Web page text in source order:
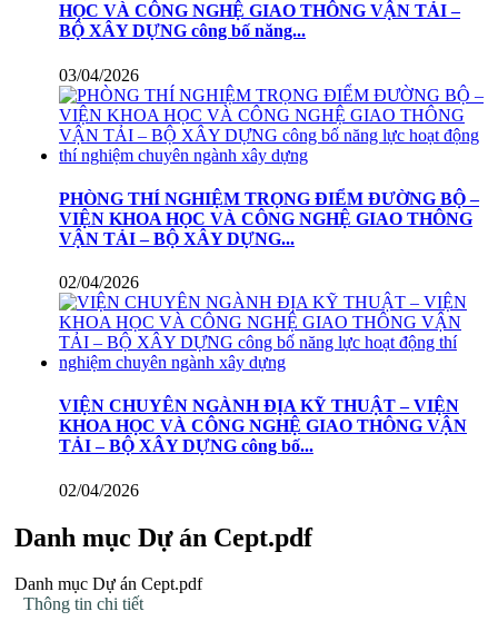
HỌC VÀ CÔNG NGHỆ GIAO THÔNG VẬN TẢI –
BỘ XÂY DỰNG công bố năng...
03/04/2026
PHÒNG THÍ NGHIỆM TRỌNG ĐIỂM ĐƯỜNG BỘ –
VIỆN KHOA HỌC VÀ CÔNG NGHỆ GIAO THÔNG
VẬN TẢI – BỘ XÂY DỰNG...
02/04/2026
VIỆN CHUYÊN NGÀNH ĐỊA KỸ THUẬT – VIỆN
KHOA HỌC VÀ CÔNG NGHỆ GIAO THÔNG VẬN
TẢI – BỘ XÂY DỰNG công bố...
02/04/2026
Danh mục Dự án Cept.pdf
Danh mục Dự án Cept.pdf
Thông tin chi tiết